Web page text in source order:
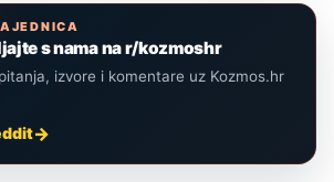
s nama na r/kozmoshr
izvore i komentare uz Kozmos.hr